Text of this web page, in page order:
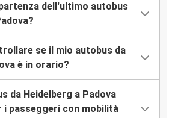
dell'ultimo autobus
se il mio autobus da
è in orario?
da Heidelberg a Padova
passeggeri con mobilità